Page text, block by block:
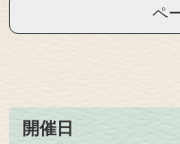
ペ
開催日